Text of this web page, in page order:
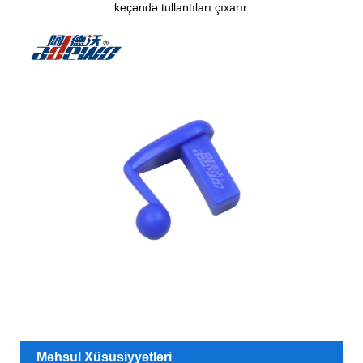
keçəndə tullantıları çıxarır.
Məhsul Xüsusiyyətləri